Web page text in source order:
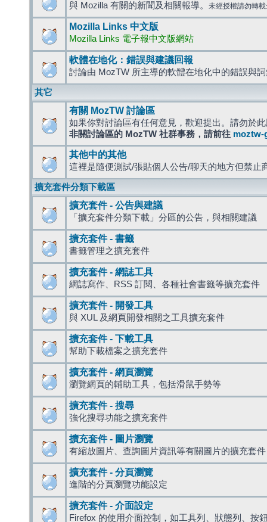
與 Mozilla 有關的新聞及相關報導。 未經授權請勿轉
Mozilla Links 中文版
Mozilla Links 電子報中文版網站
軟體在地化：錯誤與建議回報
討論由 MozTW 所主導的軟體在地化中的錯誤與
其它
有關 MozTW 討論區
如果你對討論區有任何意見，歡迎提出。請勿於
非關討論區的 MozTW 社群事務，請前往 moztw-
其他中的其他
這裡是隨便測試/張貼個人公告/聊天的地方但禁止
擴充套件分類下載區
擴充套件 - 公告與建議
「擴充套件分類下載」分區的公告，與相關建議
擴充套件 - 書籤
書籤管理之擴充套件
擴充套件 - 網誌工具
網誌寫作、RSS 訂閱、各種社會書籤等擴充套件
擴充套件 - 開發工具
與 XUL 及網頁開發相關之工具擴充套件
擴充套件 - 下載工具
幫助下載檔案之擴充套件
擴充套件 - 網頁瀏覽
瀏覽網頁的輔助工具，包括滑鼠手勢等
擴充套件 - 搜尋
強化搜尋功能之擴充套件
擴充套件 - 圖片瀏覽
有縮放圖片、查詢圖片資訊等有關圖片的擴充套件
擴充套件 - 分頁瀏覽
進階的分頁瀏覽功能設定
擴充套件 - 介面設定
Firefox 的使用介面控制，如工具列、狀態列、按